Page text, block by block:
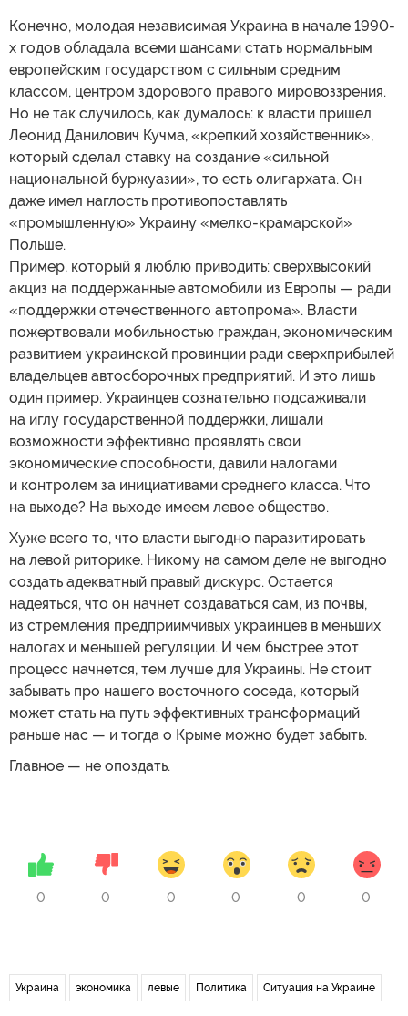
Конечно, молодая независимая Украина в начале 1990-
х годов обладала всеми шансами стать нормальным
европейским государством с сильным средним
классом, центром здорового правого мировоззрения.
Но не так случилось, как думалось: к власти пришел
Леонид Данилович Кучма, «крепкий хозяйственник»,
который сделал ставку на создание «сильной
национальной буржуазии», то есть олигархата. Он
даже имел наглость противопоставлять
«промышленную» Украину «мелко-крамарской»
Польше.
Пример, который я люблю приводить: сверхвысокий
акциз на поддержанные автомобили из Европы — ради
«поддержки отечественного автопрома». Власти
пожертвовали мобильностью граждан, экономическим
развитием украинской провинции ради сверхприбылей
владельцев автосборочных предприятий. И это лишь
один пример. Украинцев сознательно подсаживали
на иглу государственной поддержки, лишали
возможности эффективно проявлять свои
экономические способности, давили налогами
и контролем за инициативами среднего класса. Что
на выходе? На выходе имеем левое общество.
Хуже всего то, что власти выгодно паразитировать
на левой риторике. Никому на самом деле не выгодно
создать адекватный правый дискурс. Остается
надеяться, что он начнет создаваться сам, из почвы,
из стремления предприимчивых украинцев в меньших
налогах и меньшей регуляции. И чем быстрее этот
процесс начнется, тем лучше для Украины. Не стоит
забывать про нашего восточного соседа, который
может стать на путь эффективных трансформаций
раньше нас — и тогда о Крыме можно будет забыть.
Главное — не опоздать.
0 0 0 0 0 0
Украина экономика левые Политика Ситуация на Украине